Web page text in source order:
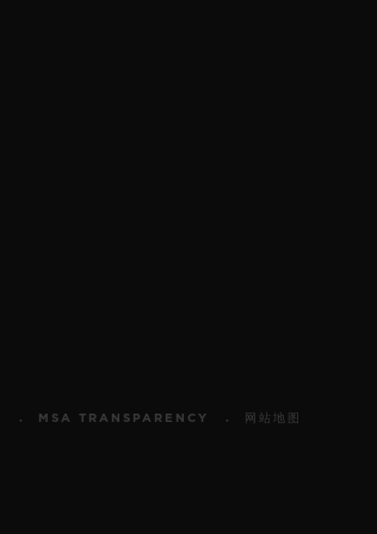
MSA TRANSPARENCY 网站地图